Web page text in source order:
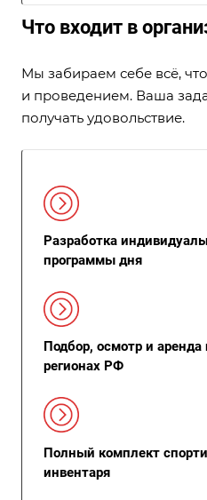
Что входит в
Мы забираем себе всё,
и проведением. Ваша
получать удовольствие.
Разработка
программы дня
Подбор, осмотр и
регионах РФ
Полный комплект
инвентаря